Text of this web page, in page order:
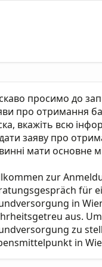
просимо до
про отримання
вкажіть всю
заяву про
мати основне
zur
für
in
aus.
zu
in